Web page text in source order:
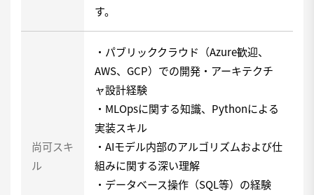
す。
尚可スキ
ル
・パブリッククラウド（Azure歓迎、
AWS、GCP）での開発・アーキテクチ
ャ設計経験
・MLOpsに関する知識、Pythonによる
実装スキル
・AIモデル内部のアルゴリズムおよび仕
組みに関する深い理解
・データベース操作（SQL等）の経験